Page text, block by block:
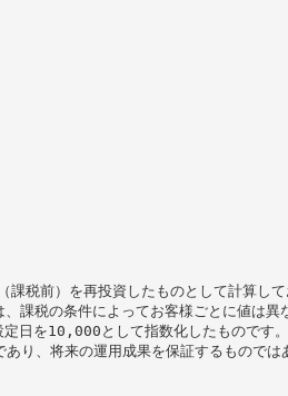
税前）を再投資したものとして計算し
課税の条件によってお客様ごとに値は異
日を10,000として指数化したものです。
り、将来の運用成果を保証するものでは